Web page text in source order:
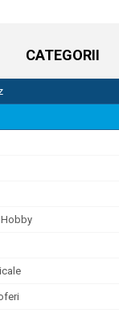
CATEGORII